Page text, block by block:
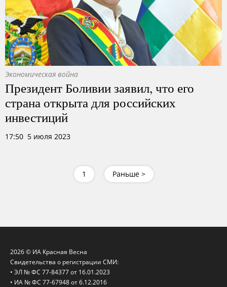
Экономическая война
Президент Боливии заявил, что его
страна открыта для российских
инвестиций
17:50 5 июля 2023
1 Раньше >
2026 © ИА Красная Весна
Свидетельства о регистрации СМИ:
• ЭЛ № ФС 77-84377 от 16.01.2023
• ИА № ФС 77-67948 от 6.12.2016